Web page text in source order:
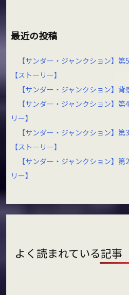
最近の投稿
【サンダー・ジャンクション】
【ストーリー】
【サンダー・ジャンクション】
【サンダー・ジャンクション】
リー】
【サンダー・ジャンクション】
【ストーリー】
【サンダー・ジャンクション】
リー】
よく読まれている記事